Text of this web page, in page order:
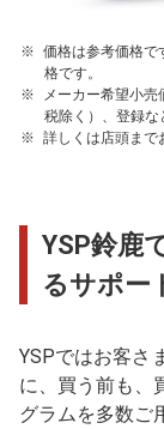
価格は参考価格で
格です。
メーカー希望小
税除く）、登録な
詳しくは店頭まで
YSP鈴鹿
るサポー
YSPではお客さ
に、買う前も、
グラムを多数ご